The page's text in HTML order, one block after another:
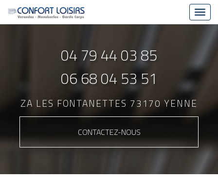
04 79 44 03 85
06 68 04 53 51
ZA LES FONTANETTES 73170 YENNE
CONTACTEZ-NOUS